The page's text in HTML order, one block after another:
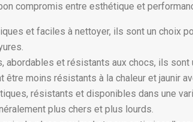
compromis entre esthétique et
et faciles à nettoyer, ils sont un choix
abordables et résistants aux chocs, ils sont
moins résistants à la chaleur et jaunir
résistants et disponibles dans une
plus chers et plus lourds.